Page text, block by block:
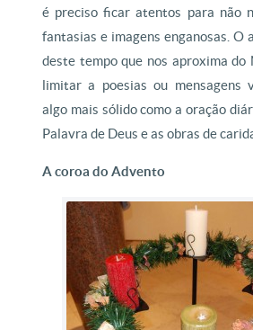
é preciso ficar atentos para não
fantasias e imagens enganosas. O
deste tempo que nos aproxima do
limitar a poesias ou mensagens
algo mais sólido como a oração
Palavra de Deus e as obras de
A coroa do Advento